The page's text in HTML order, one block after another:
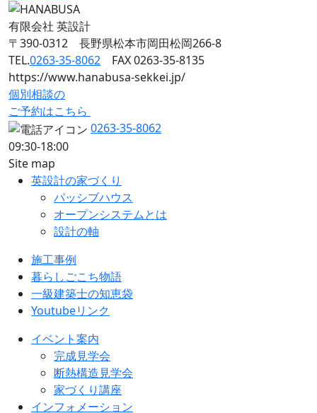
有限会社 英設計
〒390-0312 長野県松本市岡田松岡266-8
TEL.0263-35-8062 FAX 0263-35-8135
https://www.hanabusa-sekkei.jp/
個別相談の
ご予約はこちら
0263-35-8062
09:30-18:00
Site map
英設計の家づくり
パッシブハウス
オープンシステムとは
設計の軸
施工事例
暮らしごこち物語
一級建築士の知恵袋
Youtubeリンク
イベント案内
完成見学会
断熱構造見学会
家づくり講座
インフォメーション